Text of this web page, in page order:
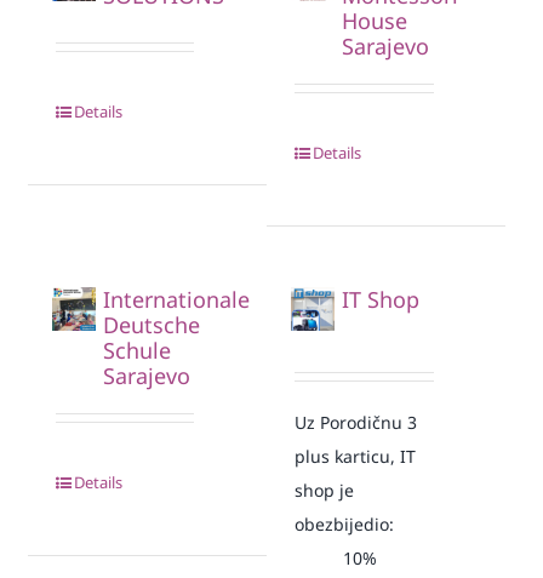
Details
House
Sarajevo
Details
Internationale
Deutsche
Schule
Sarajevo
Details
IT Shop
Uz Porodičnu 3
plus karticu, IT
shop je
obezbijedio:
10%